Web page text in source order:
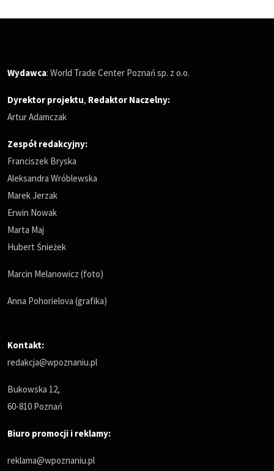
Wydawca: World Trade Center Poznań sp. z o.o.
Dyrektor projektu, Redaktor Naczelny:
Artur Adamczak
Zespół redakcyjny:
Franciszek Bryska
Aleksandra Wróblewska
Marek Jerzak
Erwin Nowak
Marta Maj
Hubert Śnieżek
Marcin Melanowicz (foto)
Anna Pohorielova (grafika)
Kontakt:
redakcja@wpoznaniu.pl
Bukowska 12,
60-810 Poznań
Biuro promocji i reklamy:
reklama@wpoznaniu.pl